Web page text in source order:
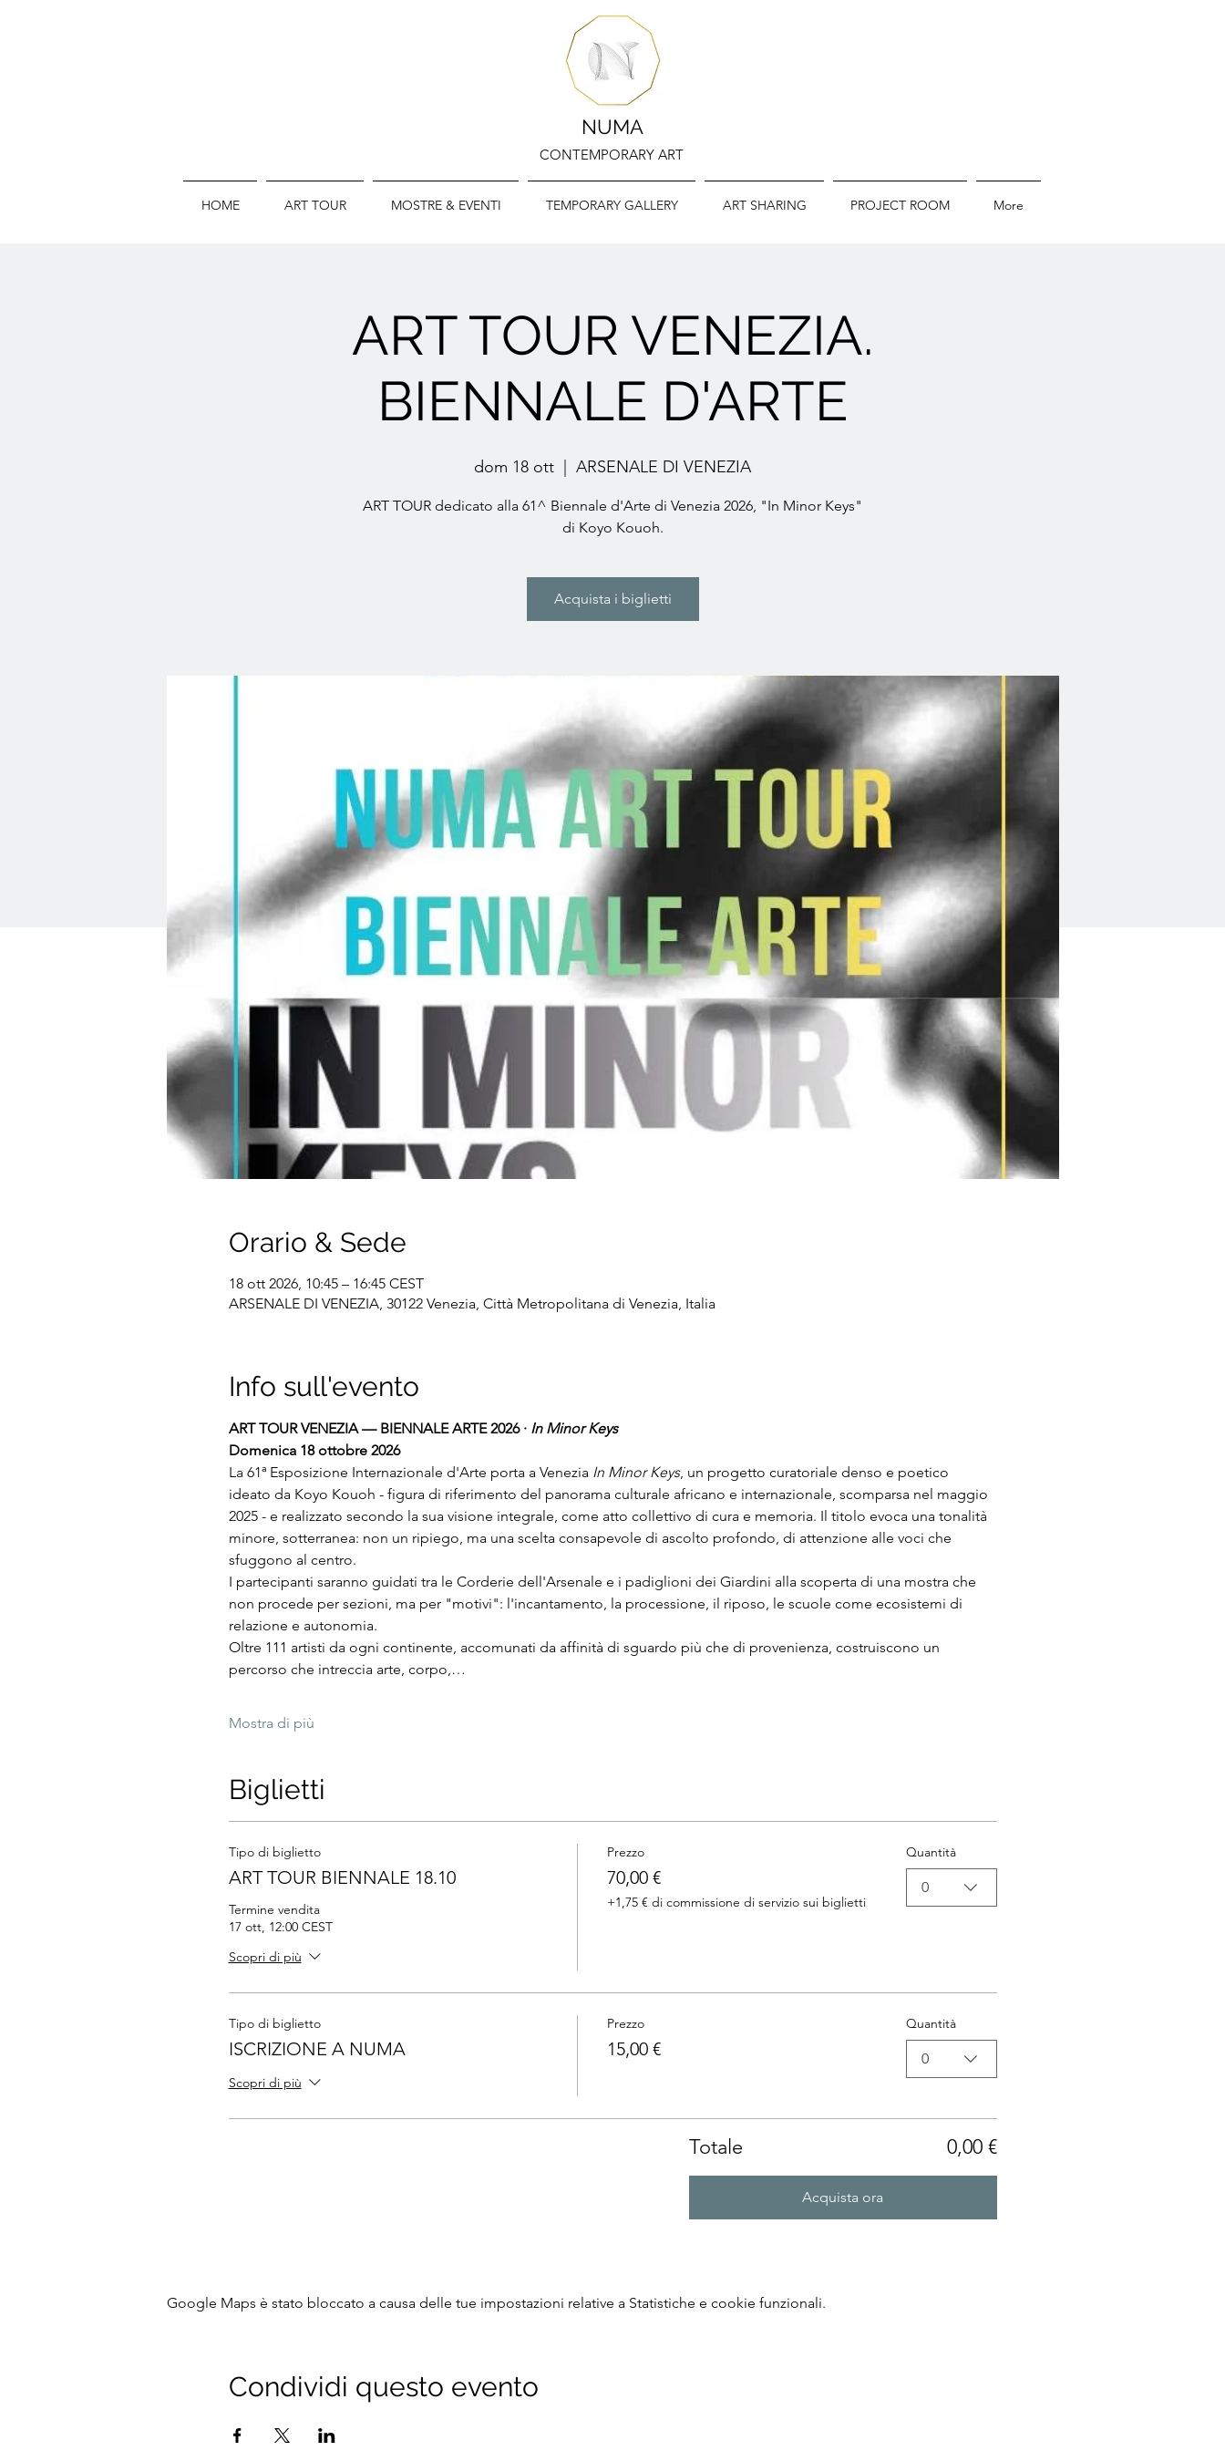
NUMA
CONTEMPORARY ART
HOME ART TOUR MOSTRE & EVENTI TEMPORARY GALLERY ART SHARING PROJECT ROOM More
ART TOUR VENEZIA.
BIENNALE D'ARTE
dom 18 ott ARSENALE DI VENEZIA
ART TOUR dedicato alla 61^ Biennale d'Arte di Venezia 2026, "In Minor Keys"
di Koyo Kouoh.
Acquista i biglietti
Orario & Sede
18 ott 2026, 10:45 – 16:45 CEST
ARSENALE DI VENEZIA, 30122 Venezia, Città Metropolitana di Venezia, Italia
Info sull'evento
ART TOUR VENEZIA — BIENNALE ARTE 2026 · In Minor Keys
Domenica 18 ottobre 2026
La 61ª Esposizione Internazionale d'Arte porta a Venezia In Minor Keys, un progetto curatoriale denso e poetico
ideato da Koyo Kouoh - figura di riferimento del panorama culturale africano e internazionale, scomparsa nel maggio
2025 - e realizzato secondo la sua visione integrale, come atto collettivo di cura e memoria. Il titolo evoca una tonalità
minore, sotterranea: non un ripiego, ma una scelta consapevole di ascolto profondo, di attenzione alle voci che
sfuggono al centro.
I partecipanti saranno guidati tra le Corderie dell'Arsenale e i padiglioni dei Giardini alla scoperta di una mostra che
non procede per sezioni, ma per "motivi": l'incantamento, la processione, il riposo, le scuole come ecosistemi di
relazione e autonomia.
Oltre 111 artisti da ogni continente, accomunati da affinità di sguardo più che di provenienza, costruiscono un
percorso che intreccia arte, corpo,…
Mostra di più
Biglietti
Tipo di biglietto
ART TOUR BIENNALE 18.10
Termine vendita
17 ott, 12:00 CEST
Scopri di più
Prezzo
70,00 €
+1,75 € di commissione di servizio sui biglietti
Quantità
0
Tipo di biglietto
ISCRIZIONE A NUMA
Scopri di più
Prezzo
15,00 €
Quantità
0
Totale 0,00 €
Acquista ora
Google Maps è stato bloccato a causa delle tue impostazioni relative a Statistiche e cookie funzionali.
Condividi questo evento